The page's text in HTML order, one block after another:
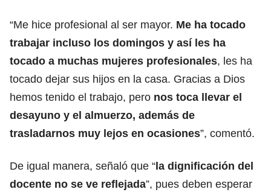
“Me hice profesional al ser mayor. Me ha tocado
trabajar incluso los domingos y así les ha
tocado a muchas mujeres profesionales, les ha
tocado dejar sus hijos en la casa. Gracias a Dios
hemos tenido el trabajo, pero nos toca llevar el
desayuno y el almuerzo, además de
trasladarnos muy lejos en ocasiones”, comentó.
De igual manera, señaló que “la dignificación del
docente no se ve reflejada”, pues deben esperar